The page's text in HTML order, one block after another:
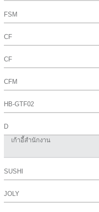
FSM
CF
CF
CFM
HB-GTF02
D
เก้าอี้สำนักงาน
SUSHI
JOLY